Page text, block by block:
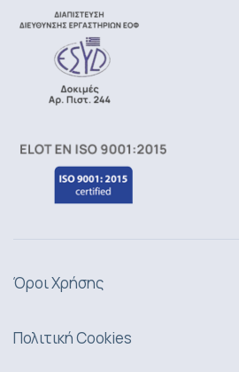
Όροι Χρήσης
Πολιτική Cookies